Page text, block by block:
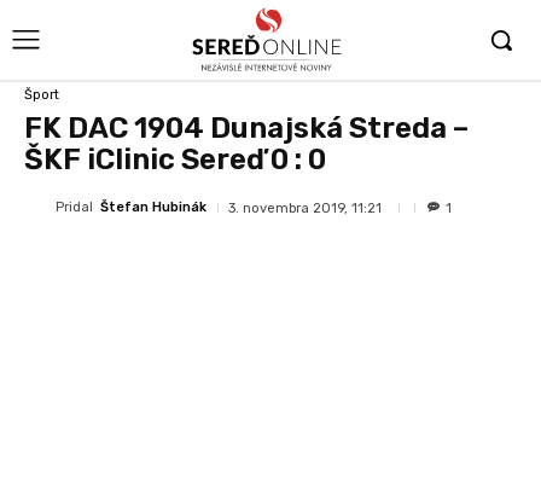
Šport
FK DAC 1904 Dunajská Streda –
ŠKF iClinic Sereď 0 : 0
Pridal Štefan Hubinák 3. novembra 2019, 11:21 1